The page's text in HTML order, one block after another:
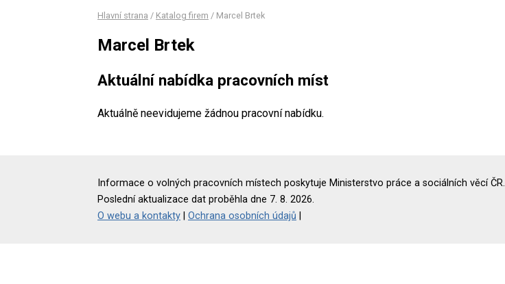
Hlavní strana / Katalog firem / Marcel Brtek
Marcel Brtek
Aktuální nabídka pracovních míst
Aktuálně neevidujeme žádnou pracovní nabídku.
Informace o volných pracovních místech poskytuje Ministerstvo práce a sociálních věcí ČR.
Poslední aktualizace dat proběhla dne 7. 8. 2026.
O webu a kontakty
Ochrana osobních údajů